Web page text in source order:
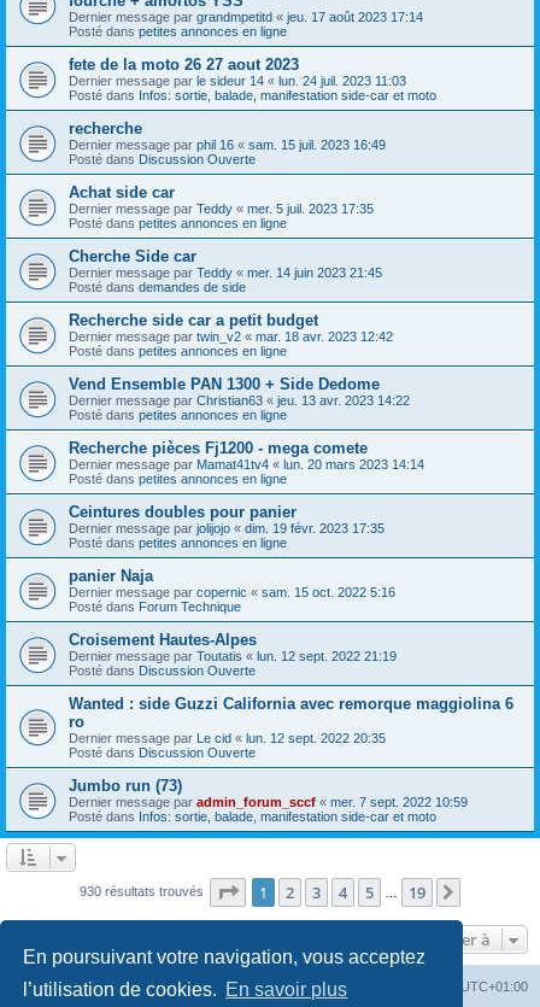
En poursuivant votre navigation, vous acceptez
l’utilisation de cookies. En savoir plus
Dernier message par grandmpetitd « jeu. 17 août 2023 17:14
Posté dans petites annonces en ligne
fete de la moto 26 27 aout 2023
Dernier message par le sideur 14 « lun. 24 juil. 2023 11:03
Posté dans Infos: sortie, balade, manifestation side-car et moto
recherche
Dernier message par phil 16 « sam. 15 juil. 2023 16:49
Posté dans Discussion Ouverte
Achat side car
Dernier message par Teddy « mer. 5 juil. 2023 17:35
Posté dans petites annonces en ligne
Cherche Side car
Dernier message par Teddy « mer. 14 juin 2023 21:45
Posté dans demandes de side
Recherche side car a petit budget
Dernier message par twin_v2 « mar. 18 avr. 2023 12:42
Posté dans petites annonces en ligne
Vend Ensemble PAN 1300 + Side Dedome
Dernier message par Christian63 « jeu. 13 avr. 2023 14:22
Posté dans petites annonces en ligne
Recherche pièces Fj1200 - mega comete
Dernier message par Mamat41tv4 « lun. 20 mars 2023 14:14
Posté dans petites annonces en ligne
Ceintures doubles pour panier
Dernier message par jolijojo « dim. 19 févr. 2023 17:35
Posté dans petites annonces en ligne
panier Naja
Dernier message par copernic « sam. 15 oct. 2022 5:16
Posté dans Forum Technique
Croisement Hautes-Alpes
Dernier message par Toutatis « lun. 12 sept. 2022 21:19
Posté dans Discussion Ouverte
Wanted : side Guzzi California avec remorque maggiolina 6
ro
Dernier message par Le cid « lun. 12 sept. 2022 20:35
Posté dans Discussion Ouverte
Jumbo run (73)
Dernier message par admin_forum_sccf « mer. 7 sept. 2022 10:59
Posté dans Infos: sortie, balade, manifestation side-car et moto
930 résultats trouvés Page 1sur19
1 2 3 4 5 19
Aller à
Index du forum UTC+01:00